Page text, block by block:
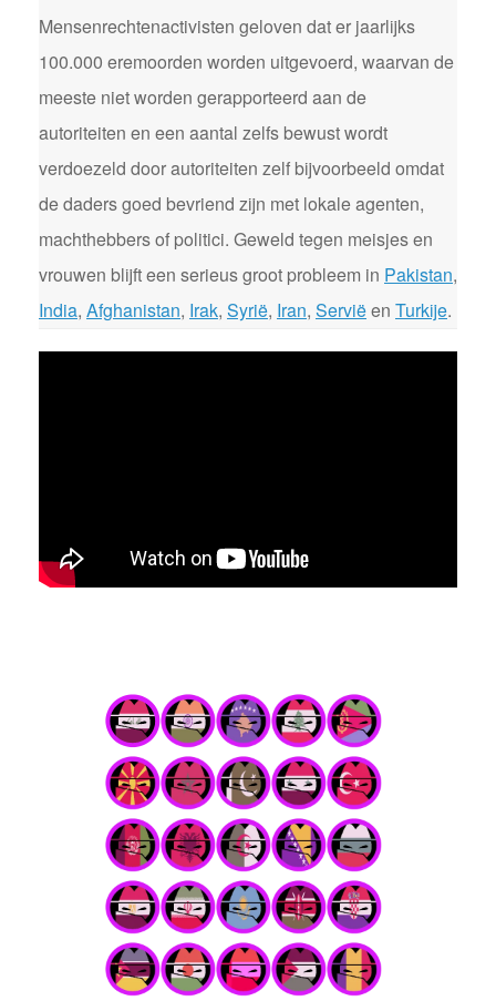
Mensenrechtenactivisten geloven dat er jaarlijks
100.000 eremoorden worden uitgevoerd, waarvan de
meeste niet worden gerapporteerd aan de
autoriteiten en een aantal zelfs bewust wordt
verdoezeld door autoriteiten zelf bijvoorbeeld omdat
de daders goed bevriend zijn met lokale agenten,
machthebbers of politici. Geweld tegen meisjes en
vrouwen blijft een serieus groot probleem in Pakistan,
India, Afghanistan, Irak, Syrië, Iran, Serviëen Turkije.